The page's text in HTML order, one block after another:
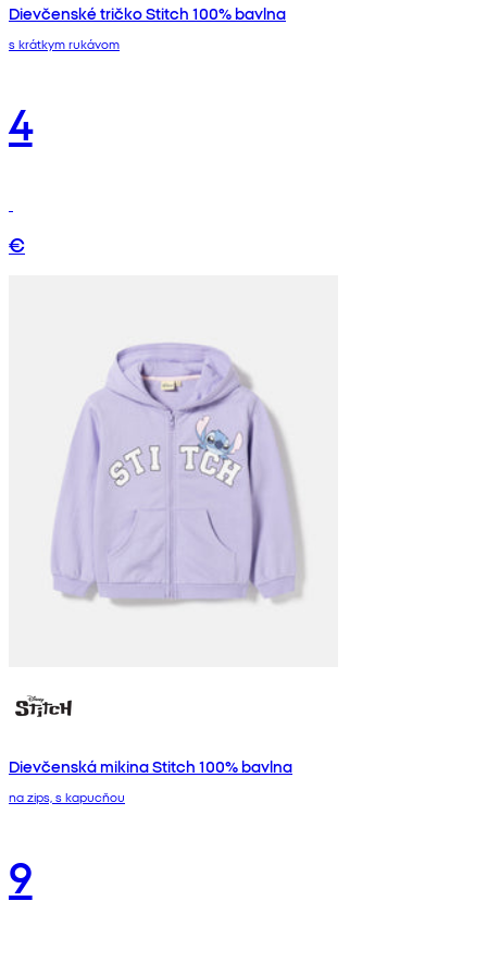
Dievčenské tričko Stitch 100% bavlna
s krátkym rukávom
4
€
Dievčenská mikina Stitch 100% bavlna
na zips, s kapucňou
9